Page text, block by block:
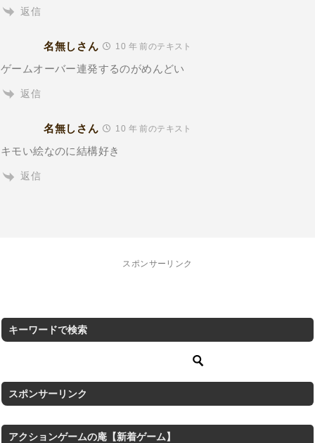
返信
名無しさん 10 年 前のテキスト
ゲームオーバー連発するのがめんどい
返信
名無しさん 10 年 前のテキスト
キモい絵なのに結構好き
返信
スポンサーリンク
キーワードで検索
スポンサーリンク
アクションゲームの庵【新着ゲーム】